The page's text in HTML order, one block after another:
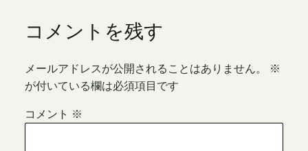
コメントを残す
メールアドレスが公開されることはありません。
※
が付いている欄は必須項目です
コメント ※